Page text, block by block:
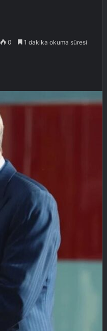
0 1 dakika okuma süresi